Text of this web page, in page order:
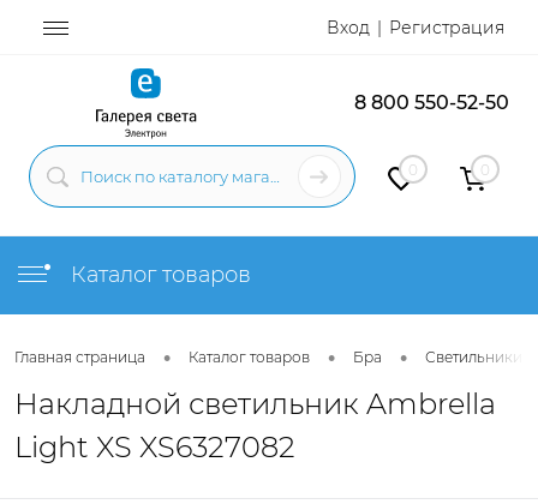
Вход Регистрация
8 800 550-52-50
0 0
Каталог товаров
Главная страница • Каталог товаров • Бра • Светильники
Накладной светильник Ambrella
Light XS XS6327082